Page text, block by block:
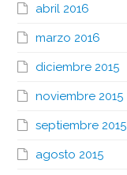
abril 2016
marzo 2016
diciembre 2015
noviembre 2015
septiembre 2015
agosto 2015